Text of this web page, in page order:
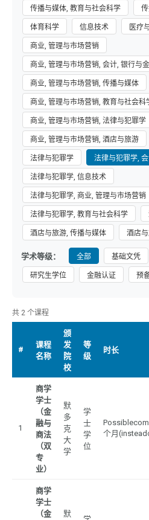
传播与媒体, 教育与社会科学
体育科学 信息技术 医疗
商业, 管理与市场营销
商业, 管理与市场营销, 会计, 银行与
商业, 管理与市场营销, 传播与媒体
商业, 管理与市场营销, 教育与社会科
商业, 管理与市场营销, 法律与犯罪学
商业, 管理与市场营销, 酒店与旅游
法律与犯罪学 法律与犯罪学,
法律与犯罪学, 信息技术
法律与犯罪学, 商业, 管理与市场营销
法律与犯罪学, 教育与社会科学
酒店与旅游, 传播与媒体 酒店
学术等级： 全部 基础文凭
研究生学位 金融认证 预
共 2 个课程
#
课程
名称
颁
发
院
校
等
级
时长
1
商学
学士
（金
融与
商法
（双
专
业）
默
多
克
大
学
学
士
学
位
个月
商学
学士
（金
默